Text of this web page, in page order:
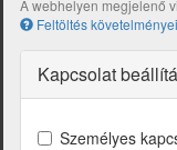
A webhelyen megjelenő
Feltöltés követelményei
Kapcsolat
Személyes